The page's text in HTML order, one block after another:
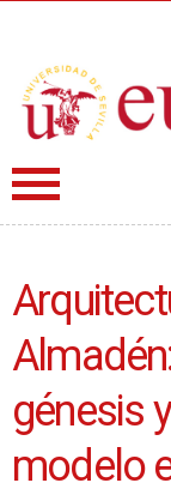
génesis
modelo